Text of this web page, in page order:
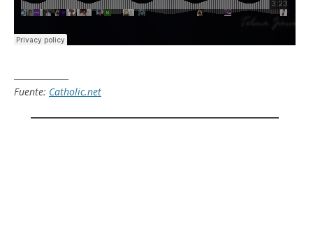
Fuente: Catholic.net